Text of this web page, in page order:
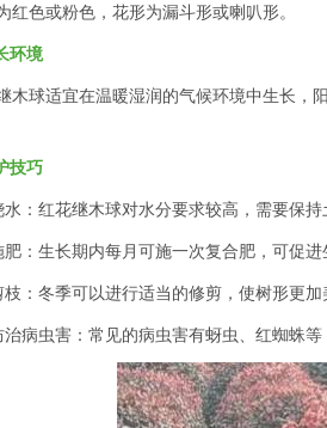
红色或粉色，花形为漏斗形或喇叭形。
环境
木球适宜在温暖湿润的气候环境中生长，
技巧
水：红花继木球对水分要求较高，需要保持
肥：生长期内每月可施一次复合肥，可促进
枝：冬季可以进行适当的修剪，使树形更加
治病虫害：常见的病虫害有蚜虫、红蜘蛛等